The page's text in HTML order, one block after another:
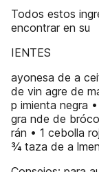
Todos estos
encontrar en su
IENTES
ayonesa de a
de vin agre de
p imienta negra
gra nde de
rán • 1 cebolla
¾ taza de a